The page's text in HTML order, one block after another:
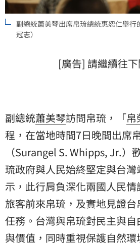
副總統蕭美琴出席帛琉總統惠恕仁舉
冠志）
[廣告] 請繼續往
副總統蕭美琴訪問帛琉，「帛
程，在當地時間7日晚間出席
（Surangel S. Whipps, Jr.）
琉政府與人民始終堅定與台
示，此行肩負深化兩國人民
旅客前來帛琉，及實地見證
任務。台灣與帛琉對民主與
與價值，同時重視保護自然